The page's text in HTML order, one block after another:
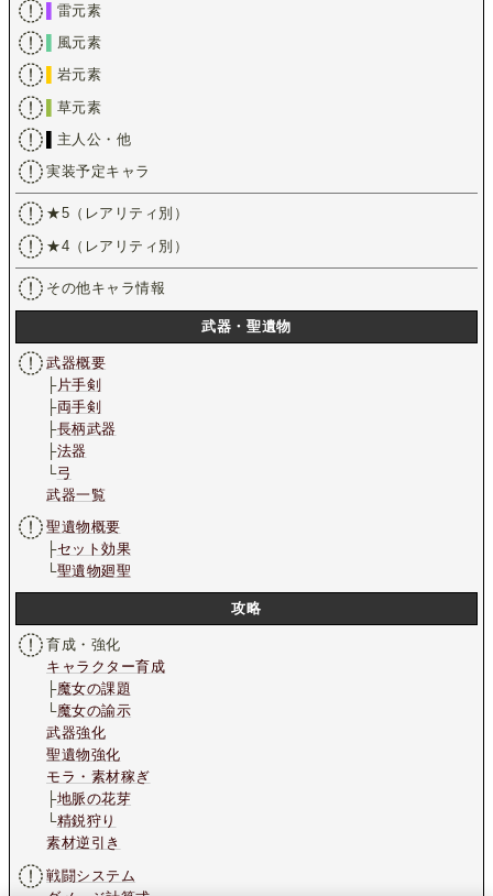
雷元素
風元素
岩元素
草元素
主人公・他
実装予定キャラ
★5（レアリティ別）
★4（レアリティ別）
その他キャラ情報
武器・聖遺物
武器概要
├片手剣
├両手剣
├長柄武器
├法器
└弓
武器一覧
聖遺物概要
├セット効果
└聖遺物廻聖
攻略
育成・強化
キャラクター育成
├魔女の課題
└魔女の諭示
武器強化
聖遺物強化
モラ・素材稼ぎ
├地脈の花芽
└精鋭狩り
素材逆引き
戦闘システム